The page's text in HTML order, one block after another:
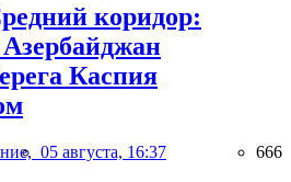
коридор:
Каспия
05 августа, 16:37 666